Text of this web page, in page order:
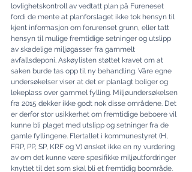
lovlighetskontroll av vedtatt plan på Fureneset
fordi de mente at planforslaget ikke tok hensyn til
kjent informasjon om forurenset grunn, eller tatt
hensyn til mulige fremtidige setninger og utslipp
av skadelige miljøgasser fra gammelt
avfallsdeponi. Askøylisten støttet kravet om at
saken burde tas opp til ny behandling. Våre egne
undersøkelser viser at det er planlagt boliger og
lekeplass over gammel fylling. Miljøundersøkelsen
fra 2015 dekker ikke godt nok disse områdene. Det
er derfor stor usikkerhet om fremtidige beboere vil
kunne bli plaget med utslipp og setninger fra de
gamle fyllingene. Flertallet i kommunestyret (H,
FRP, PP, SP, KRF og V) ønsket ikke en ny vurdering
av om det kunne være spesifikke miljøutfordringer
knyttet til det som skal bli et fremtidig boområde.